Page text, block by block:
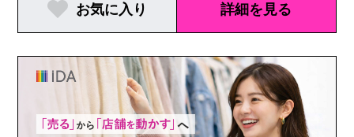
滋賀県｜京都府｜大阪府｜兵庫県｜奈良県｜和歌山
県｜鳥取県｜島根県｜岡山県｜広島県｜山口県｜徳
島県｜香川県｜愛媛県｜高知県｜福岡県｜佐賀県｜
長崎県｜熊本県｜大分県｜宮崎県｜鹿児島県｜沖縄
お気に入り 詳細を見る